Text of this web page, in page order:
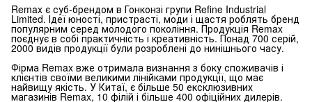
Remax є суб-брендом в Гонконзі групи Refine Industrial
Limited. Ідеї ​​юності, пристрасті, моди і щастя роблять бренд
популярним серед молодого покоління. Продукція Remax
поєднує в собі практичність і креативність. Понад 700 серій,
2000 видів продукції були розроблені до нинішнього часу.
Фірма Remax вже отримала визнання з боку споживачів і
клієнтів своїми великими лінійками продукції, що має
найвищу якість. У Китаї, є більше 50 ексклюзивних
магазинів Remax, 10 філій і більше 400 офіційних дилерів.